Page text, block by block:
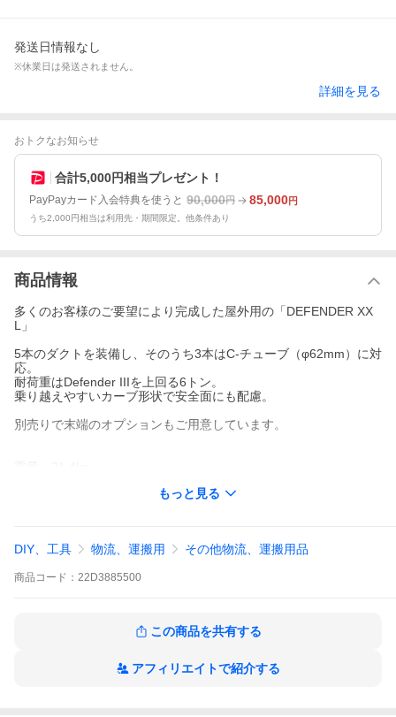
発送日情報なし
※休業日は発送されません。
詳細を見る
おトクなお知らせ
合計5,000円相当プレゼント！
PayPayカード入会特典を使うと 90,000円 85,000円
うち2,000円相当は利用先・期間限定。他条件あり
商品情報
多くのお客様のご要望により完成した屋外用の「DEFENDER XX
L」
5本のダクトを装備し、そのうち3本はC-チューブ（φ62mm）に対
応。
耐荷重はDefender IIIを上回る6トン。
乗り越えやすいカーブ形状で安全面にも配慮。
別売りで末端のオプションもご用意しています。
合もございます。
もっと見る
DIY、工具 物流、運搬用 その他物流、運搬用品
商品 コード： 22D3885500
この商品を共有する
アフィリエイトで紹介する